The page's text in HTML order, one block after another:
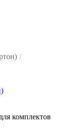
/
комплектов